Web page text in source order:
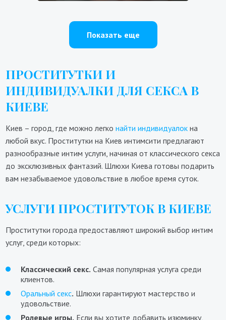
Показать еще
ПРОСТИТУТКИ И
ИНДИВИДУАЛКИ ДЛЯ СЕКСА В
КИЕВЕ
Киев – город, где можно легконайти индивидуалок на
любой вкус. Проститутки на Киев интимсити предлагают
разнообразные интим услуги, начиная от классического секса
до эксклюзивных фантазий. Шлюхи Киева готовы подарить
вам незабываемое удовольствие в любое время суток.
УСЛУГИ ПРОСТИТУТОК В КИЕВЕ
Проститутки города предоставляют широкий выбор интим
услуг, среди которых:
Классический секс. Самая популярная услуга среди
клиентов.
Оральный секс. Шлюхи гарантируют мастерство и
удовольствие.
Ролевые игры. Если вы хотите добавить изюминку,